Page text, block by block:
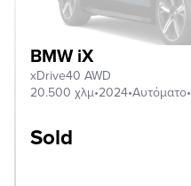
BMW iX
xDrive40 AWD
20.500 χλμ•2024•Αυτόματο•
Sold